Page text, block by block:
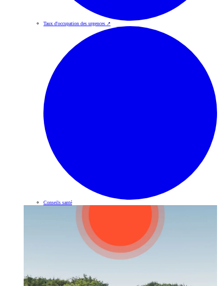
Taux d'occupation des urgences ↗
Conseils santé